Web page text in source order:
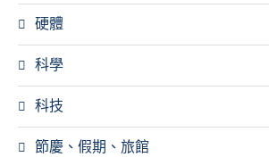
硬體
科學
科技
節慶、假期、旅館